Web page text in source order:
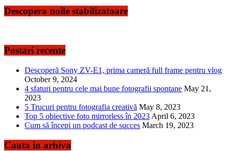
Descopera noile stabilizatoare
Postari recente
Descoperă Sony ZV-E1, prima cameră full frame pentru vlog
October 9, 2024
4 sfaturi pentru cele mai bune fotografii spontane May 21,
2023
5 Trucuri pentru fotografia creativă May 8, 2023
Top 5 obiective foto mirrorless în 2023 April 6, 2023
Cum să începi un podcast de succes March 19, 2023
Cauta in arhiva